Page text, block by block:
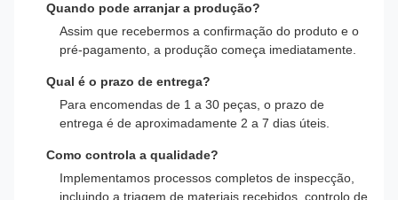
Quando pode arranjar a produção?
Assim que recebermos a confirmação do produto e o
pré-pagamento, a produção começa imediatamente.
Qual é o prazo de entrega?
Para encomendas de 1 a 30 peças, o prazo de
entrega é de aproximadamente 2 a 7 dias úteis.
Como controla a qualidade?
Implementamos processos completos de inspecção,
incluindo a triagem de materiais recebidos, controlo de